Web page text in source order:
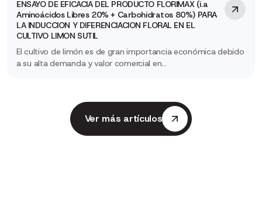
ENSAYO DE EFICACIA DEL PRODUCTO FLORIMAX (i.a
Aminoácidos Libres 20% + Carbohidratos 80%) PARA
LA INDUCCION Y DIFERENCIACION FLORAL EN EL
CULTIVO LIMON SUTIL
El cultivo de limón es de gran importancia económica debido
a su alta demanda y valor comercial en…
Ver más artículos